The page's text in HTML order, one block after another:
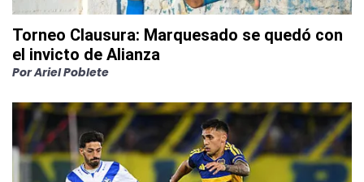
Torneo Clausura: Marquesado se quedó con
el invicto de Alianza
PorAriel Poblete